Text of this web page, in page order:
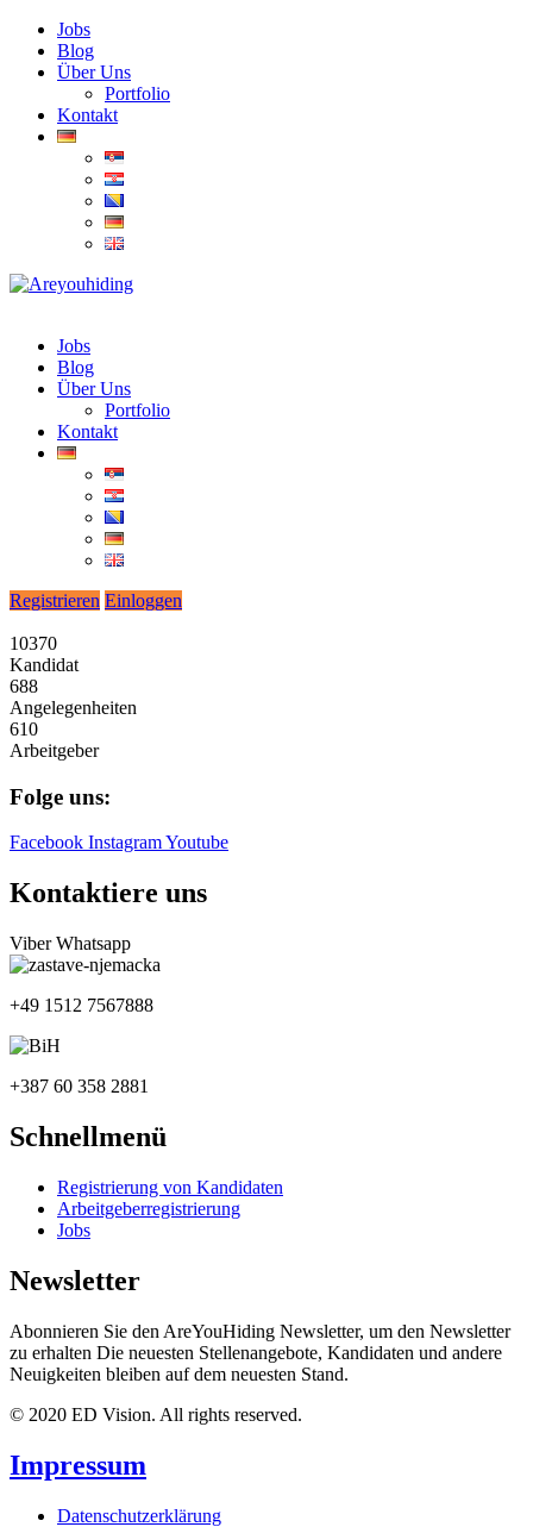
Jobs
Blog
Über Uns
Portfolio
Kontakt
Jobs
Blog
Über Uns
Portfolio
Kontakt
Registrieren Einloggen
10370
Kandidat
688
Angelegenheiten
610
Arbeitgeber
Folge uns:
Facebook InstagramYoutube
Kontaktiere uns
Viber Whatsapp
+49 1512 7567888
+387 60 358 2881
Schnellmenü
Registrierung von Kandidaten
Arbeitgeberregistrierung
Jobs
Newsletter
Abonnieren Sie den AreYouHiding Newsletter, um den Newsletter
zu erhalten Die neuesten Stellenangebote, Kandidaten und andere
Neuigkeiten bleiben auf dem neuesten Stand.
© 2020 ED Vision. All rights reserved.
Impressum
Datenschutzerklärung